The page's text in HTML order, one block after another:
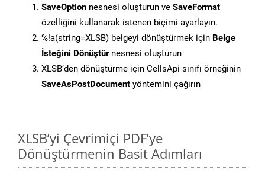
SaveOption nesnesi oluşturun ve SaveFormat
özelliğini kullanarak istenen biçimi ayarlayın.
%!a(string=XLSB) belgeyi dönüştürmek için Belge
İsteğini Dönüştürnesnesi oluşturun
XLSB’den dönüştürme için CellsApi sınıfı örneğinin
SaveAsPostDocument yöntemini çağırın
XLSB’yi Çevrimiçi PDF’ye
Dönüştürmenin Basit Adımları